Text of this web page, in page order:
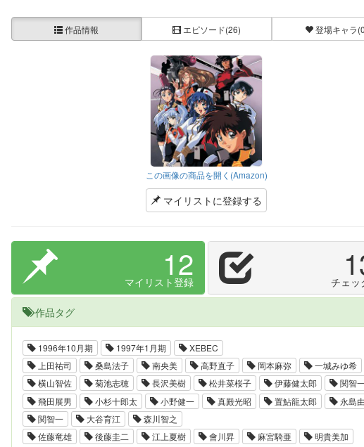
作品情報 エピソード(26) 登場キャラ
この画像の商品を開く(Amazon)
マイリストに登録する
12
マイリスト登録 チェッ
作品タグ
1996年10月期 1997年1月期
XEBEC
上田祐司
桑島法子 南央美 高野直子 岡本麻弥
一城みゆ希
横山智佐
菊池志穂 長沢美樹 松井菜桜子 伊藤健太郎
関智
飛田展男
小杉十郎太 小野健一 真殿光昭 置鮎龍太郎
永島
関智一
大谷育江
森川智之
佐藤竜雄
後藤圭二 江上夏樹 會川昇 麻宮騎亜
明貴美加